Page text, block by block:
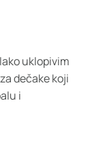
uklopivim
dečake koji
i